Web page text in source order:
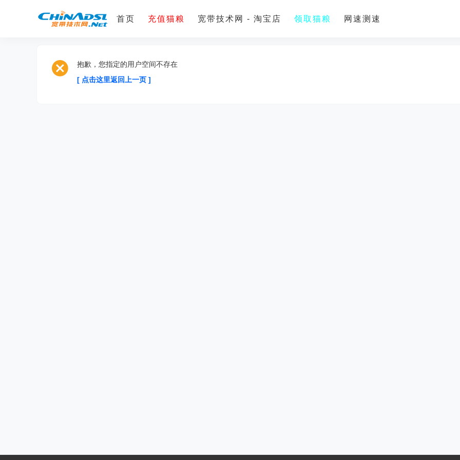
首页 充值猫粮 宽带技术网 - 淘宝店 领取猫粮 网速测速
抱歉，您指定的用户空间不存在
[ 点击这里返回上一页 ]